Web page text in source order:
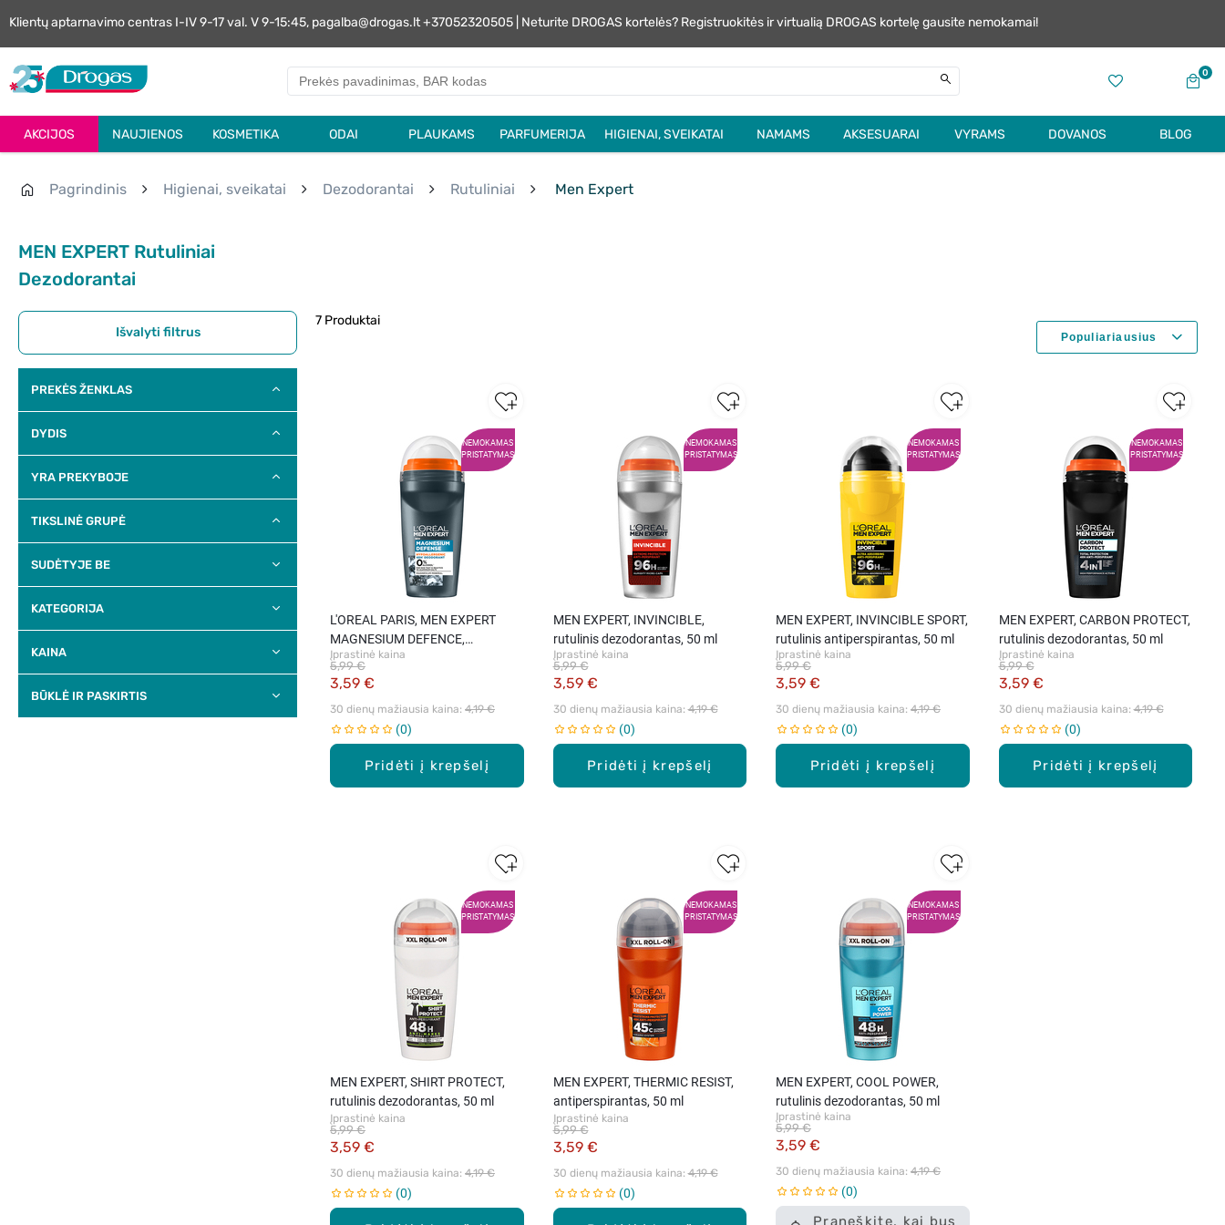
Klientų aptarnavimo centras I-IV 9-17 val. V 9-15:45, pagalba@drogas.lt +37052320505 | Neturite DROGAS kortelės? Registruokitės ir virtualią DROGAS kortelę gausite nemokamai!
0
AKCIJOS NAUJIENOS KOSMETIKA ODAI PLAUKAMS PARFUMERIJA HIGIENAI, SVEIKATAI NAMAMS AKSESUARAI VYRAMS DOVANOS BLOG
Pagrindinis Higienai, sveikatai Dezodorantai Rutuliniai Men Expert
MEN EXPERT Rutuliniai
Dezodorantai
Išvalyti filtrus
PREKĖS ŽENKLAS
DYDIS
YRA PREKYBOJE
TIKSLINĖ GRUPĖ
SUDĖTYJE BE
KATEGORIJA
KAINA
BŪKLĖ IR PASKIRTIS
7 Produktai
NEMOKAMAS
PRISTATYMAS
Pridėti į krepšelį
L'OREAL PARIS, MEN EXPERT
MAGNESIUM DEFENCE,
hipoalerginis rutulinis
antiperspirantas, 50 ml
Įprastinė kaina
3,59 €
5,99 €
30 dienų mažiausia kaina: 4,19 €
0
NEMOKAMAS
PRISTATYMAS
Pridėti į krepšelį
MEN EXPERT, INVINCIBLE,
rutulinis dezodorantas, 50 ml
Įprastinė kaina
3,59 €
5,99 €
30 dienų mažiausia kaina: 4,19 €
0
NEMOKAMAS
PRISTATYMAS
Pridėti į krepšelį
MEN EXPERT, INVINCIBLE SPORT,
rutulinis antiperspirantas, 50 ml
Įprastinė kaina
3,59 €
5,99 €
30 dienų mažiausia kaina: 4,19 €
0
NEMOKAMAS
PRISTATYMAS
Pridėti į krepšelį
MEN EXPERT, CARBON PROTECT,
rutulinis dezodorantas, 50 ml
Įprastinė kaina
3,59 €
5,99 €
30 dienų mažiausia kaina: 4,19 €
0
NEMOKAMAS
PRISTATYMAS
MEN EXPERT, SHIRT PROTECT,
rutulinis dezodorantas, 50 ml
Įprastinė kaina
3,59 €
5,99 €
30 dienų mažiausia kaina: 4,19 €
0
NEMOKAMAS
PRISTATYMAS
MEN EXPERT, THERMIC RESIST,
antiperspirantas, 50 ml
Įprastinė kaina
3,59 €
5,99 €
30 dienų mažiausia kaina: 4,19 €
0
NEMOKAMAS
PRISTATYMAS
Praneškite, kai bus
MEN EXPERT, COOL POWER,
rutulinis dezodorantas, 50 ml
Įprastinė kaina
3,59 €
5,99 €
30 dienų mažiausia kaina: 4,19 €
0